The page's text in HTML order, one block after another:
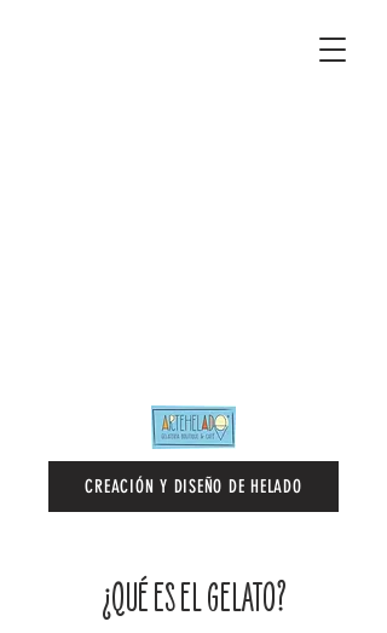
CREACIÓN Y DISEÑO DE HELADO
¿QUÉ ES EL GELATO?